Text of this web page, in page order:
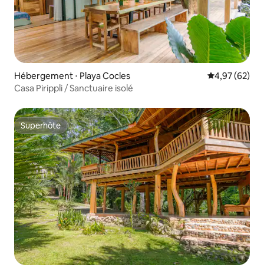
Hébergement ⋅ Playa Cocles Évaluation
4,97 (62)
Casa Pirippli / Sanctuaire isolé
Superhôte
Superhôte